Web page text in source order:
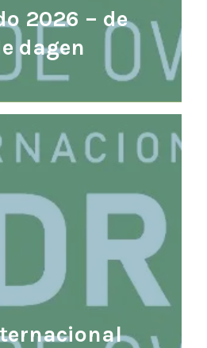
2026 – de
dagen